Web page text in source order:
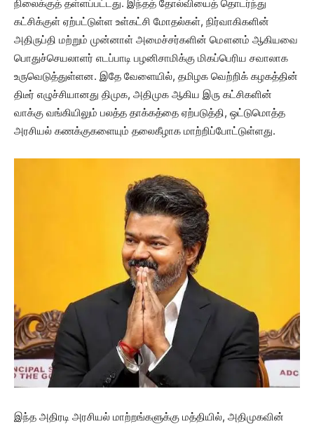
நிலைக்குத் தள்ளப்பட்டது. இந்தத் தோல்வியைத் தொடர்ந்து
கட்சிக்குள் ஏற்பட்டுள்ள உள்கட்சி மோதல்கள், நிர்வாகிகளின்
அதிருப்தி மற்றும் முன்னாள் அமைச்சர்களின் மௌனம் ஆகியவை
பொதுச்செயலாளர் எடப்பாடி பழனிசாமிக்கு மிகப்பெரிய சவாலாக
உருவெடுத்துள்ளன. இதே வேளையில், தமிழக வெற்றிக் கழகத்தின்
திடீர் எழுச்சியானது திமுக, அதிமுக ஆகிய இரு கட்சிகளின்
வாக்கு வங்கியிலும் பலத்த தாக்கத்தை ஏற்படுத்தி, ஒட்டுமொத்த
அரசியல் கணக்குகளையும் தலைகீழாக மாற்றிப்போட்டுள்ளது.
இந்த அதிரடி அரசியல் மாற்றங்களுக்கு மத்தியில், அதிமுகவின்